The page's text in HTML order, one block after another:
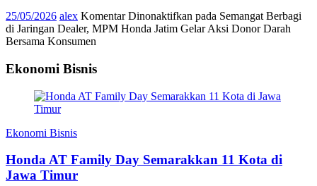
25/05/2026 alex Komentar Dinonaktifkan pada Semangat Berbagi
di Jaringan Dealer, MPM Honda Jatim Gelar Aksi Donor Darah
Bersama Konsumen
Ekonomi Bisnis
Ekonomi Bisnis
Honda AT Family Day Semarakkan 11 Kota di
Jawa Timur